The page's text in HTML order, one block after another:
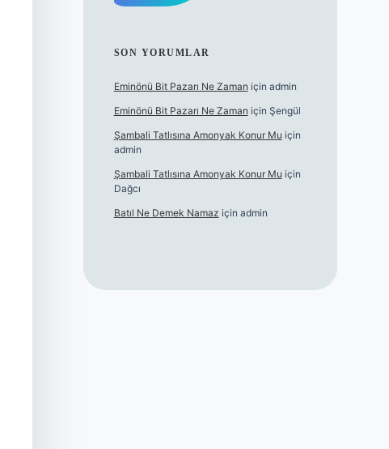
SON YORUMLAR
Eminönü Bit Pazarı Ne Zaman için admin
Eminönü Bit Pazarı Ne Zaman için Şengül
Şambali Tatlısına Amonyak Konur Mu için
admin
Şambali Tatlısına Amonyak Konur Mu için
Dağcı
Batıl Ne Demek Namaz için admin